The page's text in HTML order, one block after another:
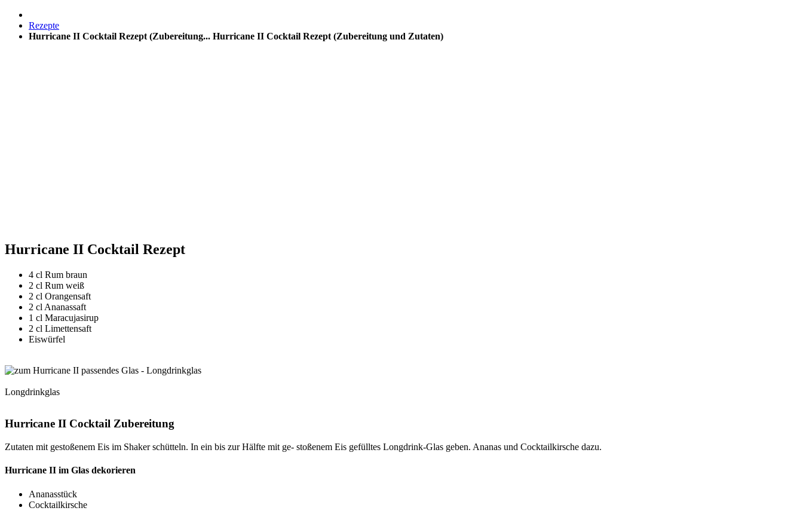
Rezepte
Hurricane II Cocktail Rezept (Zubereitung... Hurricane II Cocktail Rezept (Zubereitung und Zutaten)
Hurricane II Cocktail Rezept
4 cl Rum braun
2 cl Rum weiß
2 cl Orangensaft
2 cl Ananassaft
1 cl Maracujasirup
2 cl Limettensaft
Eiswürfel
Longdrinkglas
Hurricane II Cocktail Zubereitung
Zutaten mit gestoßenem Eis im Shaker schütteln. In ein bis zur Hälfte mit ge- stoßenem Eis gefülltes Longdrink-Glas geben. Ananas und Cocktailkirsche dazu.
Hurricane II im Glas dekorieren
Ananasstück
Cocktailkirsche